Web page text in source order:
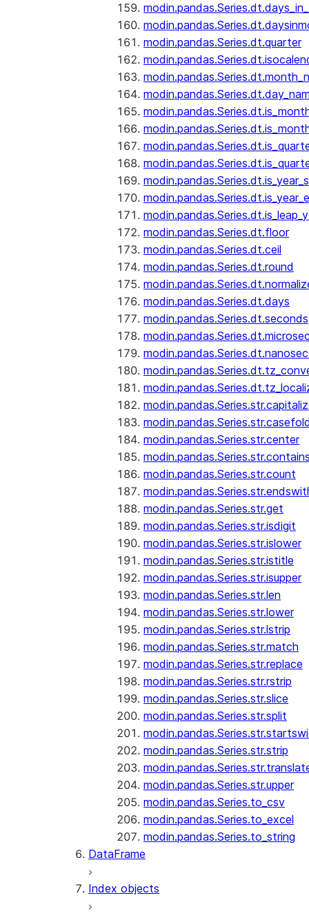
modin.pandas.Series.dt.quarter
modin.pandas.Series.dt.floor
modin.pandas.Series.dt.ceil
modin.pandas.Series.dt.round
modin.pandas.Series.dt.days
modin.pandas.Series.dt.seconds
modin.pandas.Series.str.center
modin.pandas.Series.str.count
modin.pandas.Series.str.get
modin.pandas.Series.str.isdigit
modin.pandas.Series.str.islower
modin.pandas.Series.str.istitle
modin.pandas.Series.str.isupper
modin.pandas.Series.str.len
modin.pandas.Series.str.lower
modin.pandas.Series.str.lstrip
modin.pandas.Series.str.match
modin.pandas.Series.str.replace
modin.pandas.Series.str.rstrip
modin.pandas.Series.str.slice
modin.pandas.Series.str.split
modin.pandas.Series.str.strip
modin.pandas.Series.str.upper
modin.pandas.Series.to_csv
modin.pandas.Series.to_excel
modin.pandas.Series.to_string
DataFrame
Index objects